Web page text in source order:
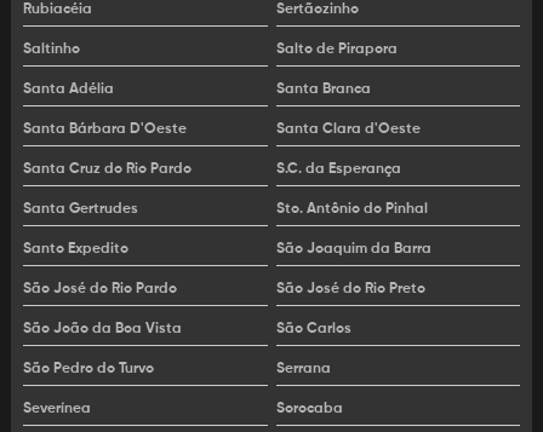
Maquina asfalto
Máquina de fresagem de asfalto
Máquina de fresar asfalto
Máquina de recapeamento asfáltico
Máquina vibroacabadora
Máquinas de fazer asfalto
Máquinas de linha amarela
Rubiacéia Sertãozinho
Saltinho Salto de Pirapora
Santa Adélia Santa Branca
Santa Bárbara D'Oeste Santa Clara d'Oeste
Santa Cruz do Rio Pardo S.C. da Esperança
Santa Gertrudes Sto. Antônio do Pinhal
Santo Expedito São Joaquim da Barra
São José do Rio Pardo São José do Rio Preto
São João da Boa Vista São Carlos
São Pedro do Turvo Serrana
Severínea Sorocaba